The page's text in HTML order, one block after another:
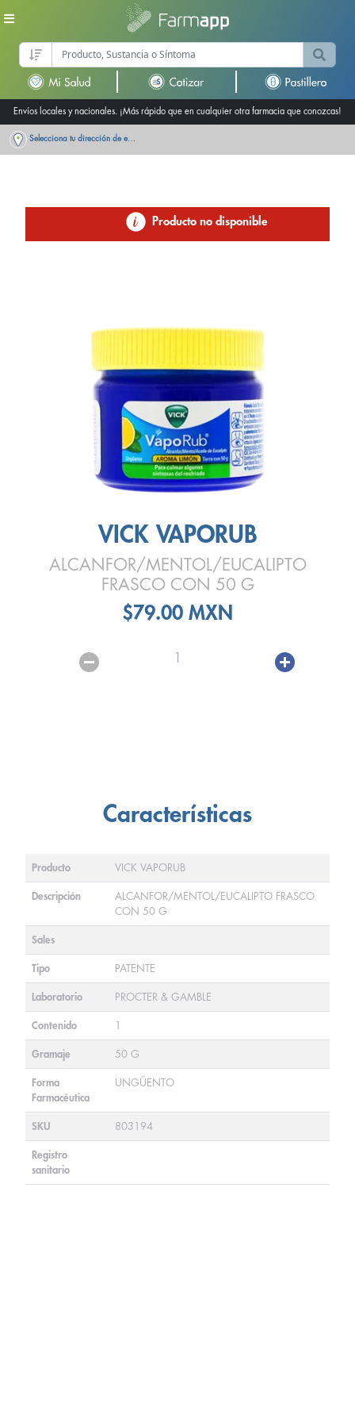
Envíos locales y nacionales. ¡Más rápido que en cualquier otra farmacia que conozcas!
Selecciona tu dirección de entrega
Producto no disponible
VICK VAPORUB
ALCANFOR/MENTOL/EUCALIPTO
FRASCO CON 50 G
$79.00 MXN
1
Características
Producto VICK VAPORUB
Descripción
ALCANFOR/MENTOL/EUCALIPTO FRASCO
CON 50 G
Sales
Tipo PATENTE
Laboratorio PROCTER & GAMBLE
Contenido 1
Gramaje 50 G
Forma
Farmacéutica
UNGÜENTO
SKU 803194
Registro
sanitario